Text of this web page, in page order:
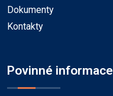
Dokumenty
Kontakty
Povinné informace